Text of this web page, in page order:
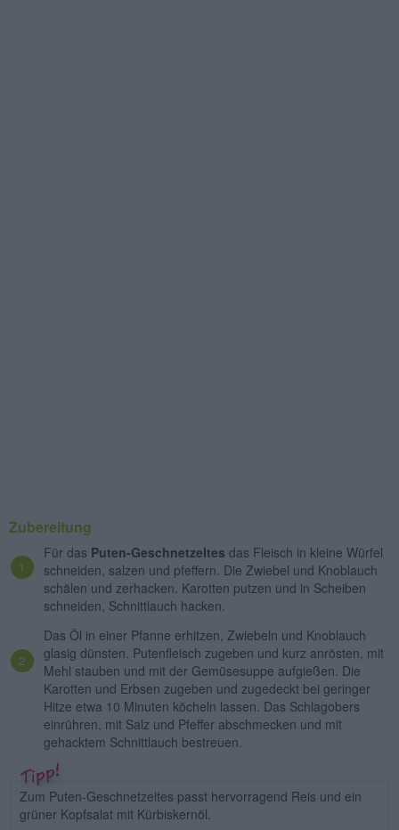
Zubereitung
Für das Puten-Geschnetzeltes das Fleisch in kleine Würfel
schneiden, salzen und pfeffern. Die Zwiebel und Knoblauch
schälen und zerhacken. Karotten putzen und in Scheiben
schneiden, Schnittlauch hacken.
Das Öl in einer Pfanne erhitzen, Zwiebeln und Knoblauch
glasig dünsten. Putenfleisch zugeben und kurz anrösten, mit
Mehl stauben und mit der Gemüsesuppe aufgießen. Die
Karotten und Erbsen zugeben und zugedeckt bei geringer
Hitze etwa 10 Minuten köcheln lassen. Das Schlagobers
einrühren, mit Salz und Pfeffer abschmecken und mit
gehacktem Schnittlauch bestreuen.
Zum Puten-Geschnetzeltes passt hervorragend Reis und ein
grüner Kopfsalat mit Kürbiskernöl.